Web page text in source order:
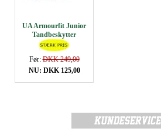
UA Armourfit Junior
Tandbeskytter
Før:DKK 249,00
NU: DKK 125,00